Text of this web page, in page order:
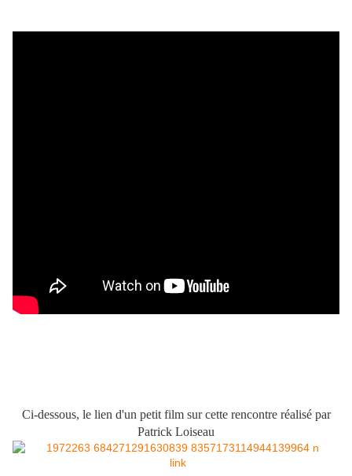
Ci-dessous, le lien d'un petit film sur cette rencontre réalisé par
Patrick Loiseau
link